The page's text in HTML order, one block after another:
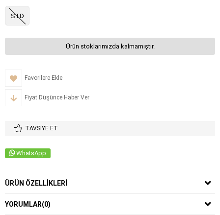
STD
Ürün stoklarımızda kalmamıştır.
Favorilere Ekle
Fiyat Düşünce Haber Ver
TAVSIYE ET
WhatsApp
ÜRÜN ÖZELLIKLERI
YORUMLAR(0)